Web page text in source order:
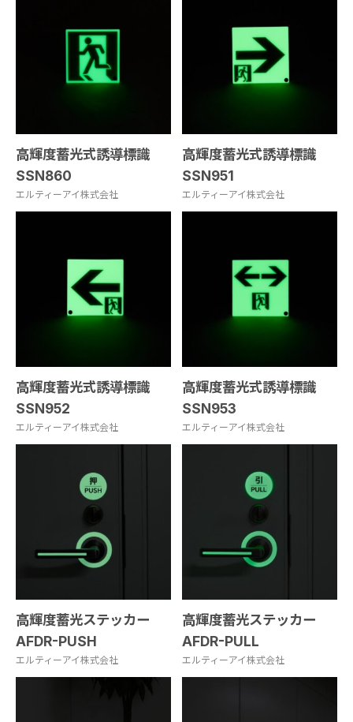
高輝度蓄光式誘導標識
SSN860
エルティーアイ株式会社
高輝度蓄光式誘導標識
SSN951
エルティーアイ株式会社
高輝度蓄光式誘導標識
SSN952
エルティーアイ株式会社
高輝度蓄光式誘導標識
SSN953
エルティーアイ株式会社
高輝度蓄光ステッカー
AFDR-PUSH
エルティーアイ株式会社
高輝度蓄光ステッカー
AFDR-PULL
エルティーアイ株式会社